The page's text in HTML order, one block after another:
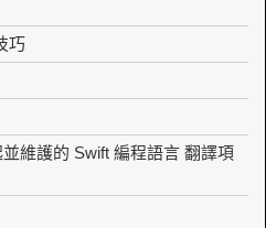
巧
維護的 Swift 編程語言 翻譯項